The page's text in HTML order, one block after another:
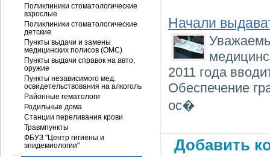
Начали
2011 года
Обеспечение
ос�
Добавить
Поликлиники стоматологические
взрослые
Поликлиники стоматологические
детские
Пункты выдачи и замены
медицинских полисов (ОМС)
Пункты выдачи справок на авто,
оружие
Пункты независимого мед.
освидетельствования на алкоголь
Районные гематологи
Родильные дома
Станции переливания крови
Травмпункты
ФБУЗ "Центр гигиены и
эпидемиологии"